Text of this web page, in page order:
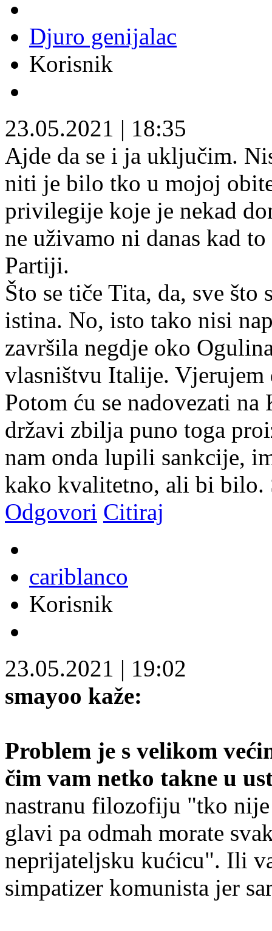
Djuro genijalac
Korisnik
23.05.2021 | 18:35
Ajde da se i ja uključim.
niti je bilo tko u mojoj
privilegije koje je nekad
ne uživamo ni danas kad
Partiji.
Što se tiče Tita, da, sve
istina. No, isto tako nisi
završila negdje oko
vlasništvu Italije. Vjerujem
Potom ću se nadovezati
državi zbilja puno toga
nam onda lupili sankcije,
kako kvalitetno, ali bi bilo.
Odgovori Citiraj
cariblanco
Korisnik
23.05.2021 | 19:02
smayoo kaže:
Problem je s velikom
čim vam netko takne u
nastranu filozofiju "tko
glavi pa odmah morate
neprijateljsku kućicu". Ili
simpatizer komunista jer